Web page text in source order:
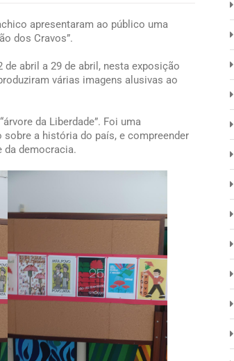
apresentaram ao público uma
dos Cravos”.
abril a 29 de abril, nesta exposição
várias imagens alusivas ao
da Liberdade”. Foi uma
a história do país, e compreender
da democracia.